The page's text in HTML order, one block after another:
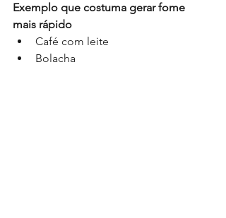
Exemplo que costuma gerar fome
mais rápido
Café com leite
Bolacha